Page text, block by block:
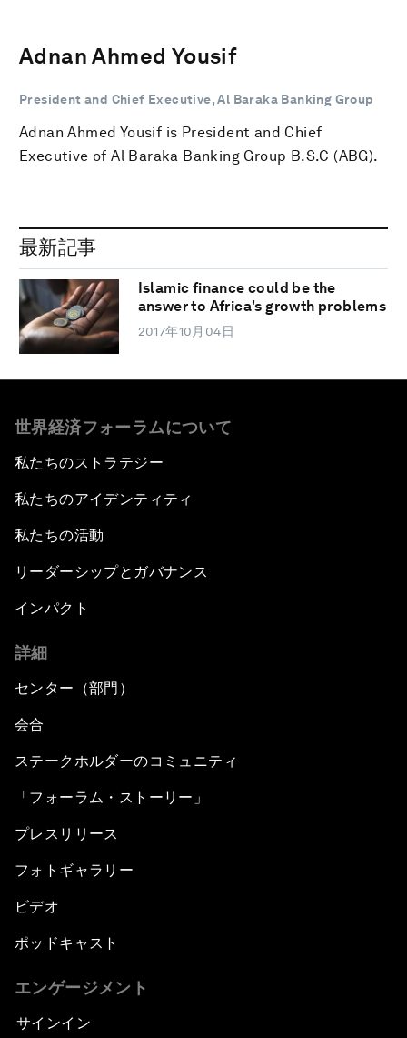
Adnan Ahmed Yousif
President and Chief Executive, Al Baraka Banking Group
Adnan Ahmed Yousif is President and Chief
Executive of Al Baraka Banking Group B.S.C (ABG).
最新記事
Islamic finance could be the
answer to Africa's growth problems
2017年10月04日
世界経済フォーラムについて
私たちのストラテジー
私たちのアイデンティティ
私たちの活動
リーダーシップとガバナンス
インパクト
詳細
センター（部門）
会合
ステークホルダーのコミュニティ
「フォーラム・ストーリー」
プレスリリース
フォトギャラリー
ビデオ
ポッドキャスト
エンゲージメント
サインイン